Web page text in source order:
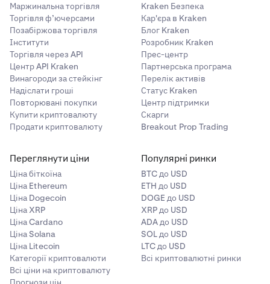
Маржинальна торгівля
Торгівля ф’ючерсами
Позабіржова торгівля
Інститути
Торгівля через API
Центр API Kraken
Винагороди за стейкінг
Надіслати гроші
Повторювані покупки
Купити криптовалюту
Продати криптовалюту
Kraken Безпека
Кар'єра в Kraken
Блог Kraken
Розробник Kraken
Прес-центр
Партнерська програма
Перелік активів
Статус Kraken
Центр підтримки
Скарги
Breakout Prop Trading
Переглянути ціни
Ціна біткоїна
Ціна Ethereum
Ціна Dogecoin
Ціна XRP
Ціна Cardano
Ціна Solana
Ціна Litecoin
Категорії криптовалюти
Всі ціни на криптовалюту
Популярні ринки
BTC до USD
ETH до USD
DOGE до USD
XRP до USD
ADA до USD
SOL до USD
LTC до USD
Всі криптовалютні ринки